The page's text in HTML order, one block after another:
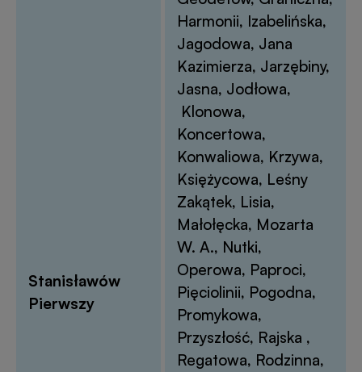
Stanisławów
Pierwszy
Harmonii, Izabelińska,
Jagodowa, Jana
Kazimierza, Jarzębiny,
Jasna, Jodłowa,
Klonowa,
Koncertowa,
Konwaliowa, Krzywa,
Księżycowa, Leśny
Zakątek, Lisia,
Małołęcka, Mozarta
W. A., Nutki,
Operowa, Paproci,
Pięciolinii, Pogodna,
Promykowa,
Przyszłość, Rajska ,
Regatowa, Rodzinna,